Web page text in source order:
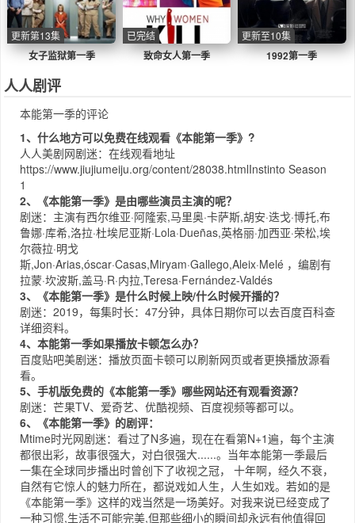
女子监狱第一季
更新第13集
致命女人第一季
已完结
1992第一季
更新至10集
人人剧评
本能第一季的评论
1、什么地方可以免费在线观看《本能第一季》?
人人美剧网剧迷：在线观看地址
https://www.jiujiumeiju.org/content/28038.htmlInstinto Season
1
2、《本能第一季》是由哪些演员主演的呢？
剧迷：主演有西尔维亚·阿隆索,马里奥·卡萨斯,胡安·迭戈·博托,布
鲁娜·库希,洛拉·杜埃尼亚斯·Lola·Dueñas,英格丽·加西亚·荣松,埃
尔薇拉·明戈
斯,Jon·Arias,óscar·Casas,Miryam·Gallego,Aleix·Melé ，编剧有
拉蒙·坎波斯,盖马·R·内拉,Teresa·Fernández-Valdés
3、《本能第一季》是什么时候上映/什么时候开播的？
剧迷：2019，每集时长：47分钟，具体日期你可以去百度百科查
详细资料。
4、本能第一季如果播放卡顿怎么办？
百度贴吧美剧迷：播放页面卡顿可以刷新网页或者更换播放源看
看。
5、手机版免费的《本能第一季》哪些网站还有观看资源？
剧迷： 芒果TV、 爱奇艺、 优酷视频、 百度视频等都可以。
6、《本能第一季》的剧评：
Mtime时光网剧迷：看过了N多遍，现在在看第N+1遍，每个主演
都很出彩，故事很强大，对白很强大......。当年本能第一季最后
一集在全球同步播出时曾创下了收视之冠， 十年啊，经久不衰，
自然有它惊人的魅力所在，都说戏如人生，人生如戏。若如的是
《本能第一季》这样的戏当然是一场美好。对我来说已经变成了
一种习惯,生活不可能完美,但那些细小的瞬间却永远有他值得回